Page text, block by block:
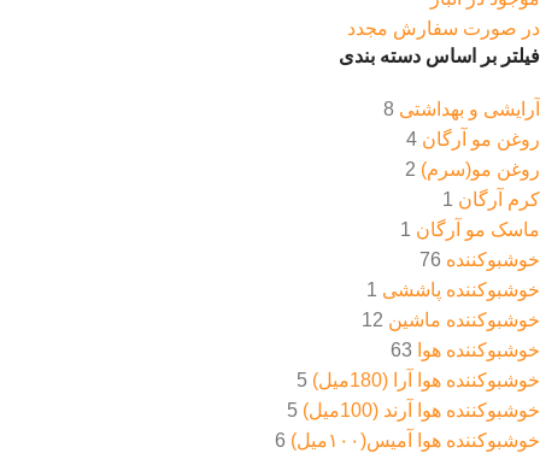
در صورت سفارش مجدد
فیلتر بر اساس دسته بندی
آرایشی و بهداشتی 8
روغن مو آرگان 4
روغن مو(سرم) 2
کرم آرگان 1
ماسک مو آرگان 1
خوشبوکننده 76
خوشبوکننده پاششی 1
خوشبوکننده ماشین 12
خوشبوکننده هوا 63
خوشبوکننده هوا آرا (180میل)
5
خوشبوکننده هوا آرند (100میل)
5
خوشبوکننده هوا آمیس(۱۰۰میل)
6